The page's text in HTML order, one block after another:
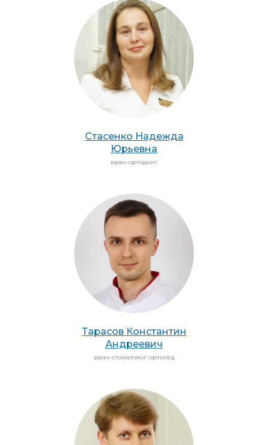
Стасенко Надежда
Юрьевна
врач-ортодонт
Тарасов Константин
Андреевич
врач-стоматолог-ортопед